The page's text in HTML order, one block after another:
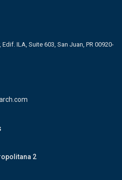
ILA, Suite 603, San Juan, PR 00920-
2